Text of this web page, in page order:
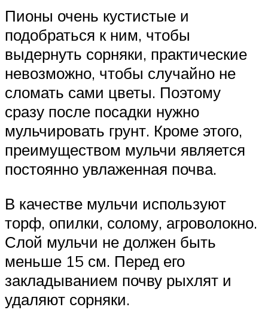
Пионы очень кустистые и
подобраться к ним, чтобы
выдернуть сорняки, практические
невозможно, чтобы случайно не
сломать сами цветы. Поэтому
сразу после посадки нужно
мульчировать грунт. Кроме этого,
преимуществом мульчи является
постоянно увлаженная почва.
В качестве мульчи используют
торф, опилки, солому, агроволокно.
Слой мульчи не должен быть
меньше 15 см. Перед его
закладыванием почву рыхлят и
удаляют сорняки.